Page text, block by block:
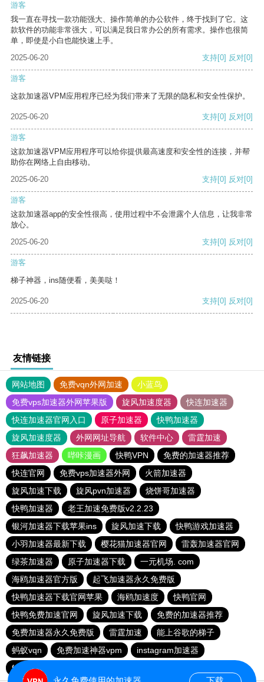
游客
我一直在寻找一款功能强大、操作简单的办公软件，终于找到了它。这
款软件的功能非常强大，可以满足我日常办公的所有需求。操作也很简
单，即使是小白也能快速上手。
2025-06-20
支持[0] 反对[0]
游客
这款加速器VPM应用程序已经为我们带来了无限的隐私和安全性保护。
2025-06-20 支持[0] 反对[0]
游客
这款加速器VPM应用程序可以给你提供最高速度和安全性的连接，并帮
助你在网络上自由移动。
2025-06-20
支持[0] 反对[0]
游客
这款加速器app的安全性很高，使用过程中不会泄露个人信息，让我非常
放心。
2025-06-20
支持[0] 反对[0]
游客
梯子神器，ins随便看，美美哒！
2025-06-20 支持[0] 反对[0]
友情链接
网站地图 免费vqn外网加速
小蓝鸟
免费vps加速器外网苹果版
旋风加速度器
快连加速器
快连加速器官网入口
原子加速器
快鸭加速器
旋风加速度器
外网网址导航 软件中心
雷霆加速
狂飙加速器
哔咔漫画 快鸭VPN
免费的加速器推荐
快连官网
免费vps加速器外网
火箭加速器
旋风加速下载
旋风pvn加速器
烧饼哥加速器
快鸭加速器
老王加速免费版v2.2.23
银河加速器下载苹果ins
旋风加速下载
快鸭游戏加速器
小羽加速器最新下载
樱花猫加速器官网
雷轰加速器官网
绿茶加速器
原子加速器下载
一元机场. com
海鸥加速器官方版
起飞加速器永久免费版
快鸭加速器下载官网苹果
海鸥加速度
快鸭官网
快鸭免费加速官网
旋风加速下载
免费的加速器推荐
免费加速器永久免费版
雷霆加速
能上谷歌的梯子
蚂蚁vqn
免费加速神器vpm
instagram加速器
fy66加速器